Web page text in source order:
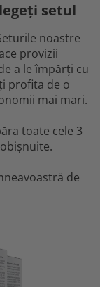
setul
noastre
provizii
a le împărți cu
profita de o
mai mari.
toate cele 3
de